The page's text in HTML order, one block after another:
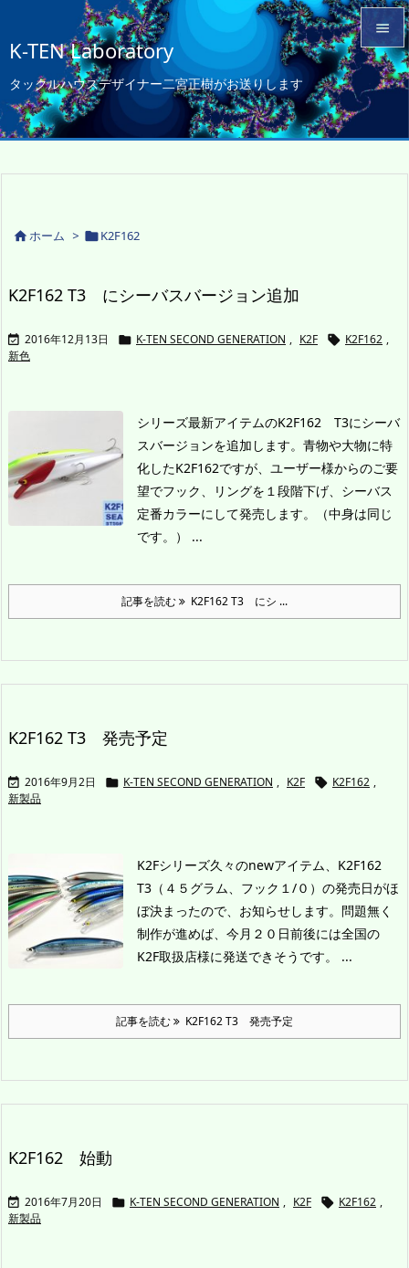
K-TEN Laboratory
タックルハウスデザイナー二宮正樹がお送りします


メニュ
ホーム > K2F162
K2F162 T3 にシーバスバージョン追加
 2016年12月13日  K-TEN SECOND GENERATION , K2F  K2F162 ,
新色
シリーズ最新アイテムのK2F162 T3にシーバ
スバージョンを追加します。 青物や大物に特
化したK2F162ですが、ユーザー様からのご要
望でフック、リングを１段階下げ、シーバス
定番カラーにして発売します。（中身は同じ
です。） ...
記事を読む K2F162 T3 にシ ...
K2F162 T3 発売予定
 2016年9月2日  K-TEN SECOND GENERATION , K2F  K2F162 ,
新製品
K2Fシリーズ久々のnewアイテム、K2F162
T3 （４５グラム、フック１/０）の発売日がほ
ぼ決まったので、お知らせします。 問題無く
制作が進めば、今月２０日前後には全国の
K2F取扱店様に発送できそうです。 ...
記事を読む K2F162 T3 発売予定
K2F162 始動
 2016年7月20日  K-TEN SECOND GENERATION , K2F  K2F162 ,
新製品